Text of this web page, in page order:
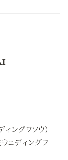
ングワソウ）
ェディングフ